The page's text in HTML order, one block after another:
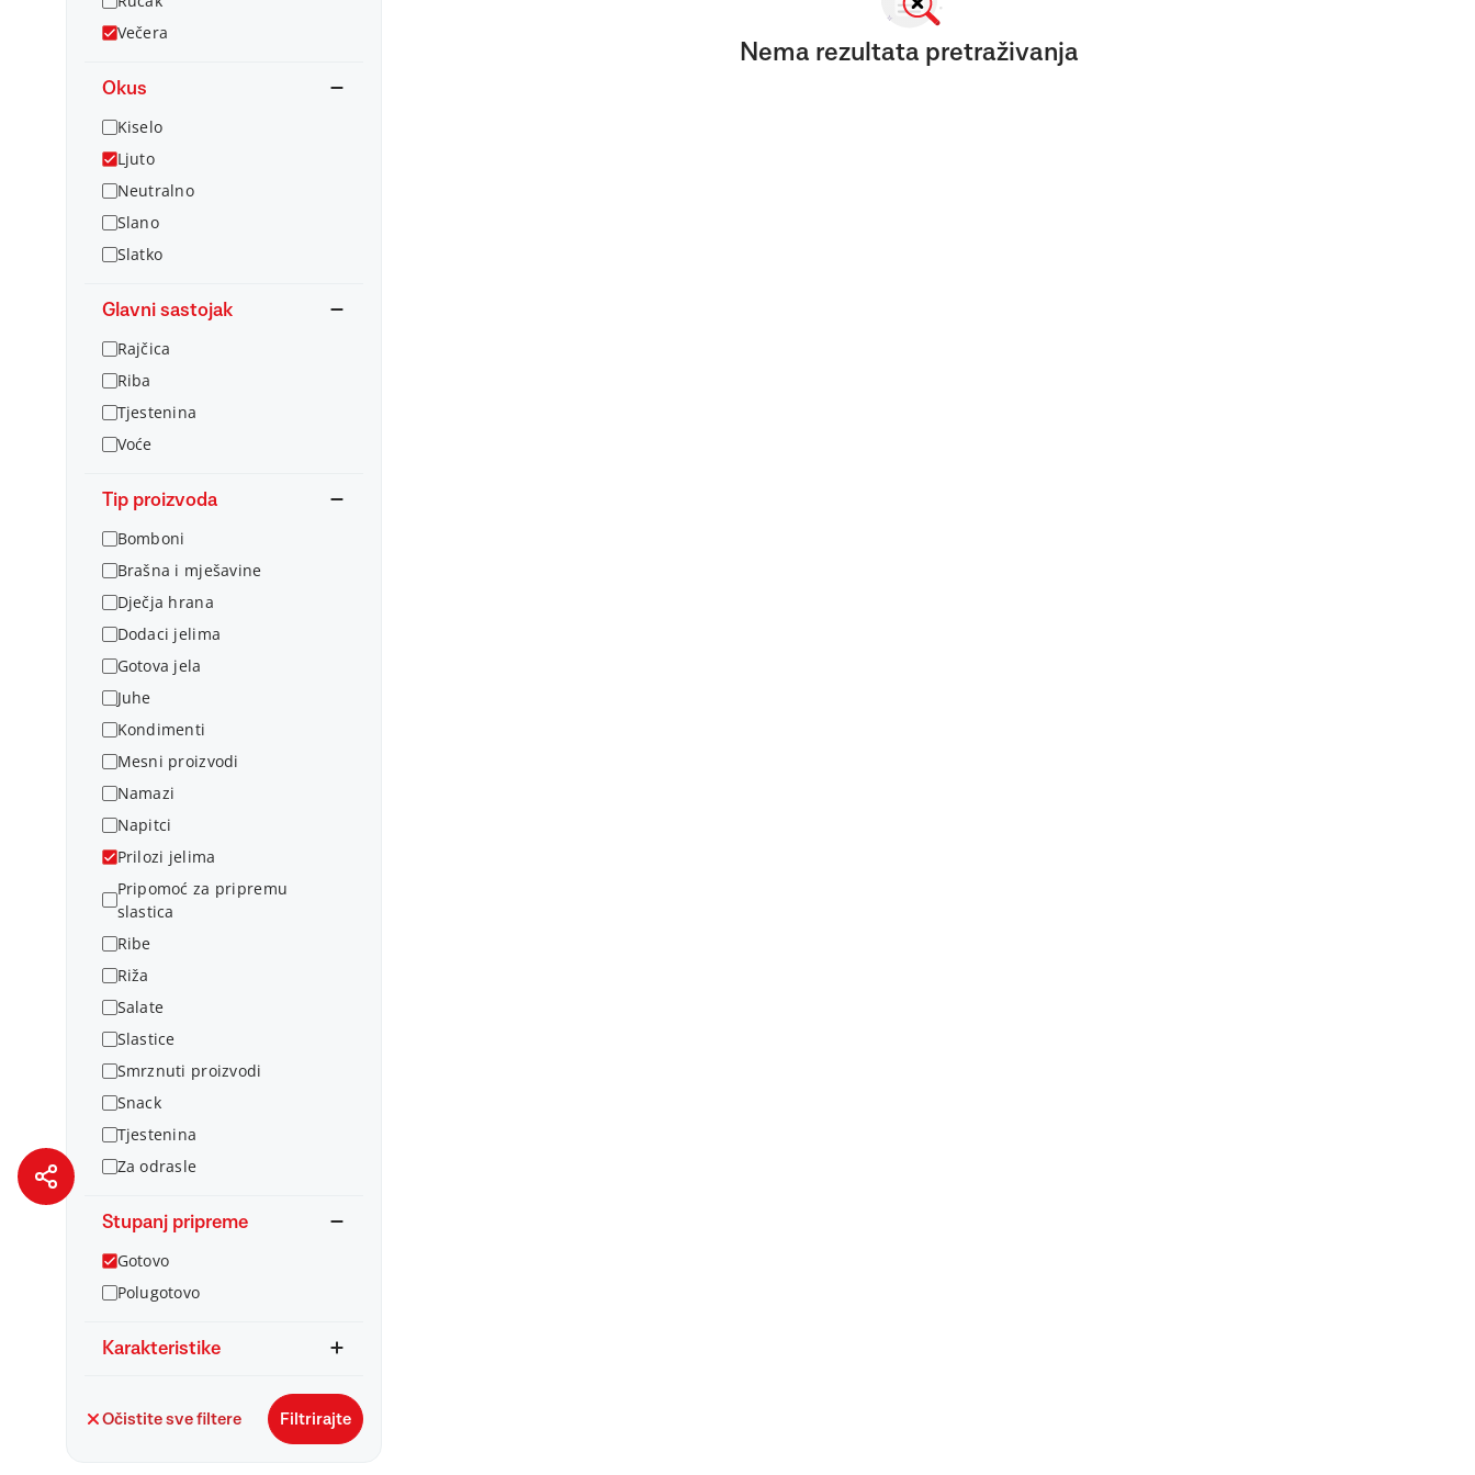
Večera
Okus
Kiselo
Ljuto
Neutralno
Slano
Slatko
Glavni sastojak
Rajčica
Riba
Tjestenina
Voće
Tip proizvoda
Bomboni
Brašna i mješavine
Dječja hrana
Dodaci jelima
Gotova jela
Juhe
Kondimenti
Mesni proizvodi
Namazi
Napitci
Prilozi jelima
Pripomoć za pripremu
slastica
Ribe
Riža
Salate
Slastice
Smrznuti proizvodi
Snack
Tjestenina
Za odrasle
Stupanj pripreme
Gotovo
Polugotovo
Karakteristike
Očistite sve filtere Filtrirajte
Nema rezultata pretraživanja